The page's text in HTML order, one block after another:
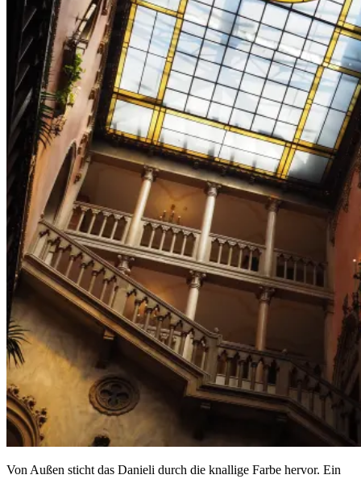
Von Außen sticht das Danieli durch die knallige Farbe hervor. Ein